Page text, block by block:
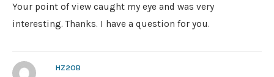
Your point of view caught my eye and was very
interesting. Thanks. I have a question for you.
HZ2OB